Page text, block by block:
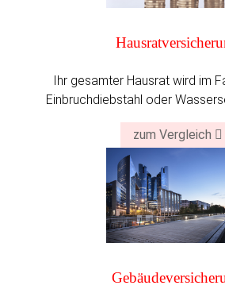
Ihr gesamter Hausrat wird im
Einbruchdiebstahl oder
zum Vergleich